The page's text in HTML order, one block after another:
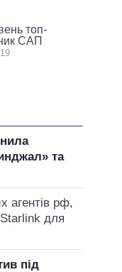
топ-
САП
та
агентів рф,
Starlink для
під